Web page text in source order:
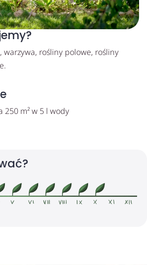
warzywa, rośliny polowe, rośliny
m² w 5 l wody